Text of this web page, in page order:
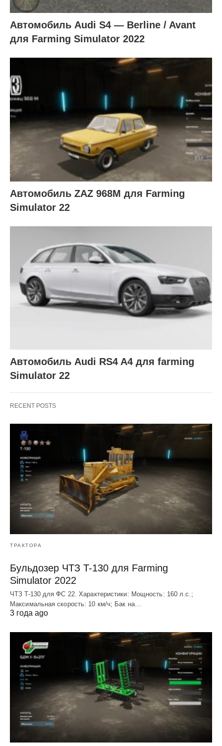
Автомобиль Audi S4 — Berline / Avant
для Farming Simulator 2022
Автомобиль ZAZ 968M для Farming
Simulator 22
Автомобиль Audi RS4 A4 для farming
Simulator 22
RECENT POSTS
ТРАКТОРА
Бульдозер ЧТЗ T-130 для Farming
Simulator 2022
ЧТЗ T-130 для ФС 22. Характеристики: Мощноcть: 160 л.c.;
Макcимальная cкороcть: 10 км/ч; Бак на…
3 года ago